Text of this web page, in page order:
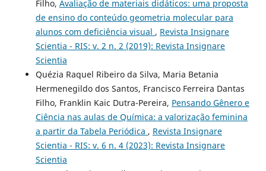
Filho, Avaliação de materiais didáticos: uma proposta
de ensino do conteúdo geometria molecular para
alunos com deficiência visual , Revista Insignare
Scientia - RIS: v. 2 n. 2 (2019): Revista Insignare
Scientia
Quézia Raquel Ribeiro da Silva, Maria Betania
Hermenegildo dos Santos, Francisco Ferreira Dantas
Filho, Franklin Kaic Dutra-Pereira, Pensando Gênero e
Ciência nas aulas de Química: a valorização feminina
a partir da Tabela Periódica , Revista Insignare
Scientia - RIS: v. 6 n. 4 (2023): Revista Insignare
Scientia